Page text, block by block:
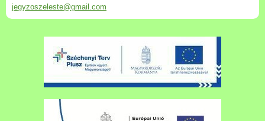
Pályázatok
Aktualitások
Településkép
Letöltések
jegyzoszeleste@gmail.com